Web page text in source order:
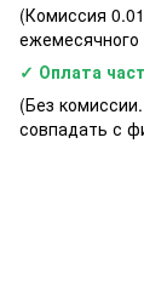
(Комиссия
✓ Оплата
(Без
совпадать с